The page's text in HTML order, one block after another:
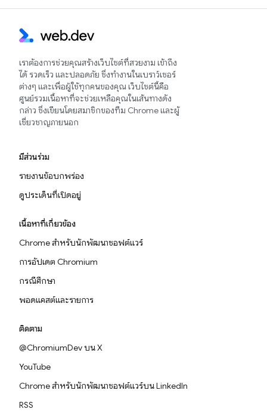
เราต้องการช่วยคุณสร้างเว็บไซต์ที่สวยงาม เข้าถึง
ได้ รวดเร็ว และปลอดภัย ซึ่งทำงานในเบราว์เซอร์
ต่างๆ และเพื่อผู้ใช้ทุกคนของคุณ เว็บไซต์นี้คือ
ศูนย์รวมเนื้อหาที่จะช่วยเหลือคุณในเส้นทางดัง
กล่าว ซึ่งเขียนโดยสมาชิกของทีม Chrome และผู้
เชี่ยวชาญภายนอก
มีส่วนร่วม
รายงานข้อบกพร่อง
ดูประเด็นที่เปิดอยู่
เนื้อหาที่เกี่ยวข้อง
Chrome สำหรับนักพัฒนาซอฟต์แวร์
การอัปเดต Chromium
กรณีศึกษา
พอดแคสต์และรายการ
ติดตาม
@ChromiumDev บน X
YouTube
Chrome สำหรับนักพัฒนาซอฟต์แวร์บน LinkedIn
RSS